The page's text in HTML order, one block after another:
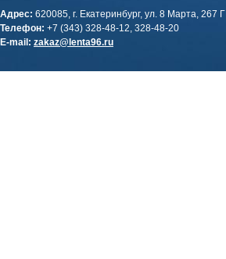
Адрес: 620085, г. Екатеринбург, ул. 8 Марта, 267 Г
Телефон: +7 (343) 328-48-12, 328-48-20
E-mail: zakaz@lenta96.ru